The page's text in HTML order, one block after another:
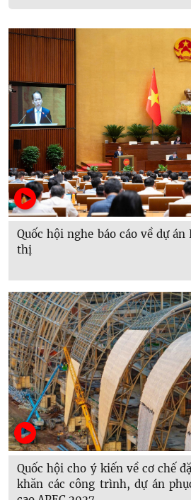
Quốc hội nghe báo cáo về dự
thị
Quốc hội cho ý kiến về cơ chế
khăn các công trình, dự án